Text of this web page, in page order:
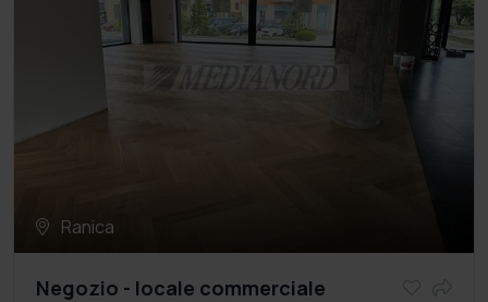
Ranica
Negozio - locale commerciale